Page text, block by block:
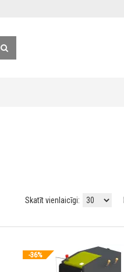
Skatīt vienlaicīgi:
-36%